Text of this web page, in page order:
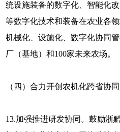
统设施装备的数字化、智能化
等数字化技术和装备在农业各
机械化、设施化、数字化协同
厂（基地）和100家未来农场。
（四）合力开创农机化跨省协
13.加强推进研发协同。鼓励浙